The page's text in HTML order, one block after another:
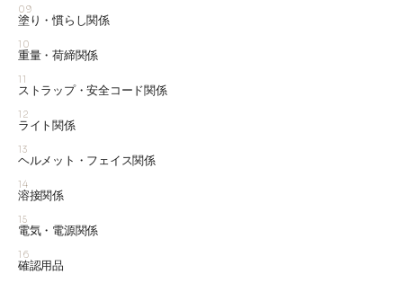
09
塗り・慣らし関係
10
重量・荷締関係
11
ストラップ・安全コード関係
12
ライト関係
13
ヘルメット・フェイス関係
14
溶接関係
15
電気・電源関係
16
確認用品